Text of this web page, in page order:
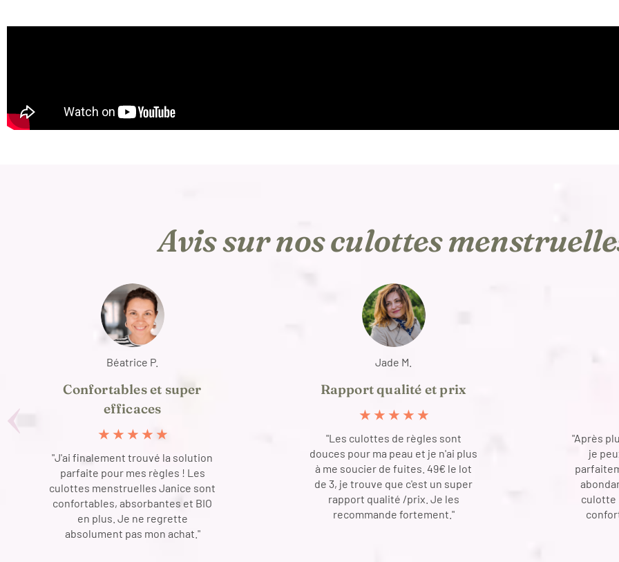
Avis sur nos culottes
Béatrice P.
Confortables et super
efficaces
★ ★ ★ ★ ★
"J'ai finalement trouvé la solution
parfaite pour mes règles ! Les
culottes menstruelles Janice sont
confortables, absorbantes et BIO
en plus. Je ne regrette
absolument pas mon achat."
Jade M.
Rapport qualité et prix
★ ★ ★ ★ ★
"Les culottes de règles sont
douces pour ma peau et je n'ai plus
à me soucier de fuites. 49€ le lot
de 3, je trouve que c'est un super
rapport qualité /prix. Je les
recommande fortement."
"Après
je
culotte